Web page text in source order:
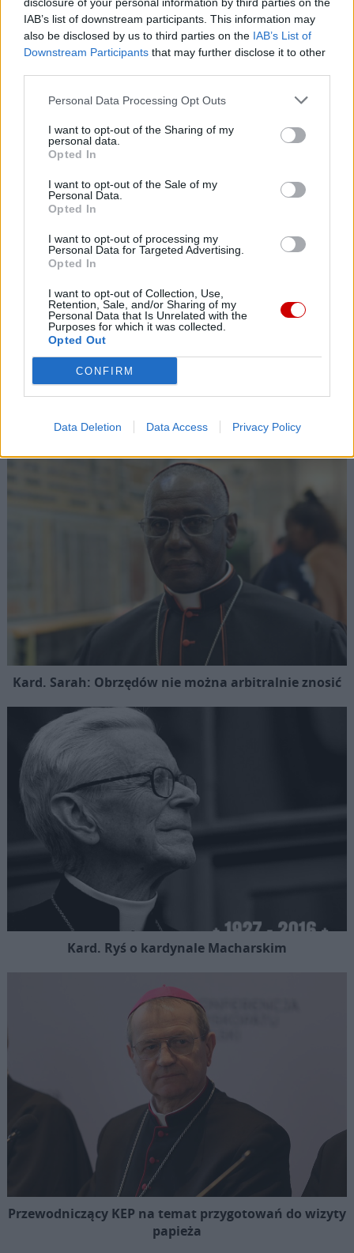
IAB’s list of downstream participants. This information may
also be disclosed by us to third parties on the IAB’s List of
Downstream Participants that may further disclose it to other
Personal Data Processing Opt Outs
I want to opt-out of the Sharing of my
personal data.
Opted In
I want to opt-out of the Sale of my
Personal Data.
Opted In
I want to opt-out of processing my
Personal Data for Targeted Advertising.
Opted In
I want to opt-out of Collection, Use,
Retention, Sale, and/or Sharing of my
Personal Data that Is Unrelated with the
Purposes for which it was collected.
Opted Out
CONFIRM
Data Deletion Data Access Privacy Policy
Najnowsze
07 sierpnia 2026 | 05:20
Gaza: 300 dzieci zabitych w ciągu 300 dni
06 sierpnia 2026 | 20:44
Medziugorie: zakończył się 37. Mladifest
Biskupi Meksyku: stulecie Cristiady to czas łaski
Kard. Parolin w Meksyku: modlitwa, obecność i świadectwo
drogą do pokoju
06 sierpnia 2026 | 18:28
Fundacja Małych Stópek tworzy sieć „Szkół Pełnych Życia”
06 sierpnia 2026 | 16:38
Bydgoszcz: „Świętość rodzi się w codzienności” – nawiedzenie
relikwii św. Teresy od Dzieciątka Jezus i jej Rodziców
Kard. Sarah: Obrzędów nie można arbitralnie znosić
Kard. Ryś o kardynale Macharskim
Przewodniczący KEP na temat przygotowań do wizyty
papieża